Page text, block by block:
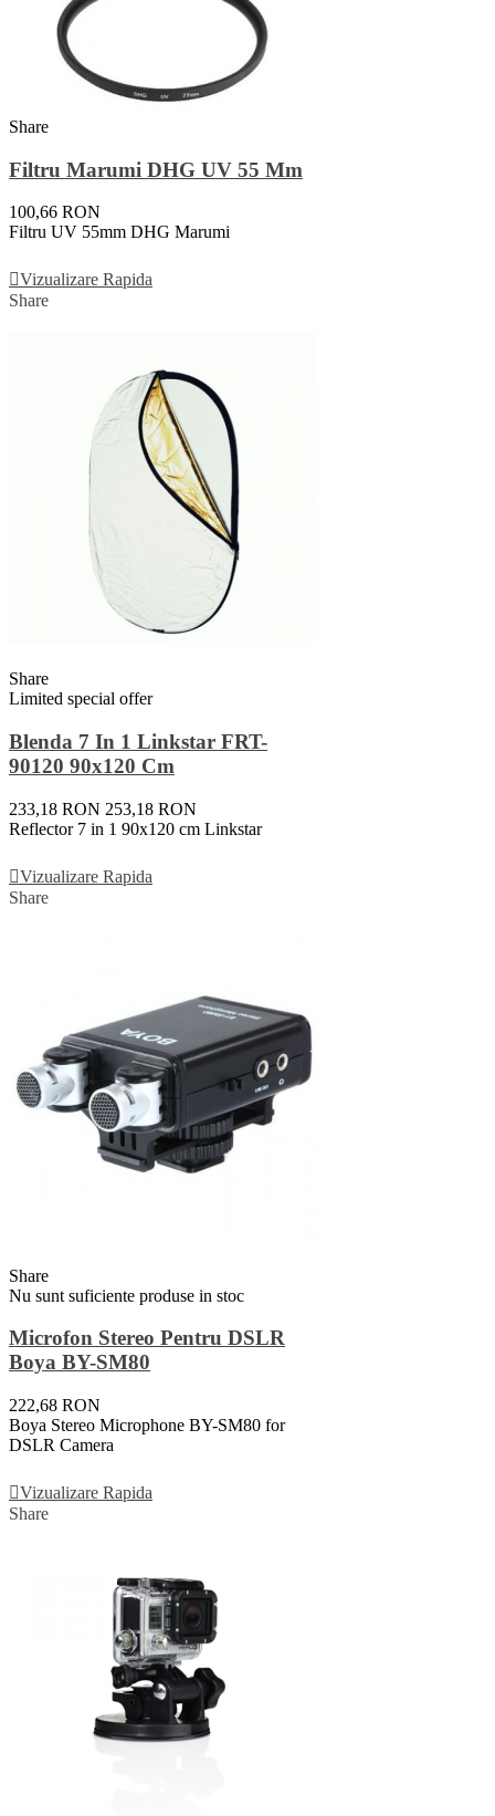
Share
Filtru Marumi DHG UV 55 Mm
100,66 RON
Filtru UV 55mm DHG Marumi
Vizualizare Rapida
Share
Share
Limited special offer
Blenda 7 In 1 Linkstar FRT-
90120 90x120 Cm
233,18 RON 253,18 RON
Reflector 7 in 1 90x120 cm Linkstar
Vizualizare Rapida
Share
Share
Nu sunt suficiente produse in stoc
Microfon Stereo Pentru DSLR
Boya BY-SM80
222,68 RON
Boya Stereo Microphone BY-SM80 for
DSLR Camera
Vizualizare Rapida
Share